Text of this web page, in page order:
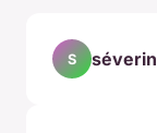
S séverin